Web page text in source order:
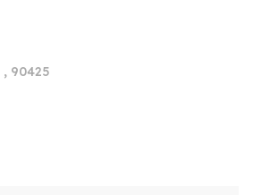
, 90425